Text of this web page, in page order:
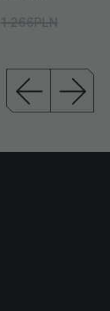
1 266PLN